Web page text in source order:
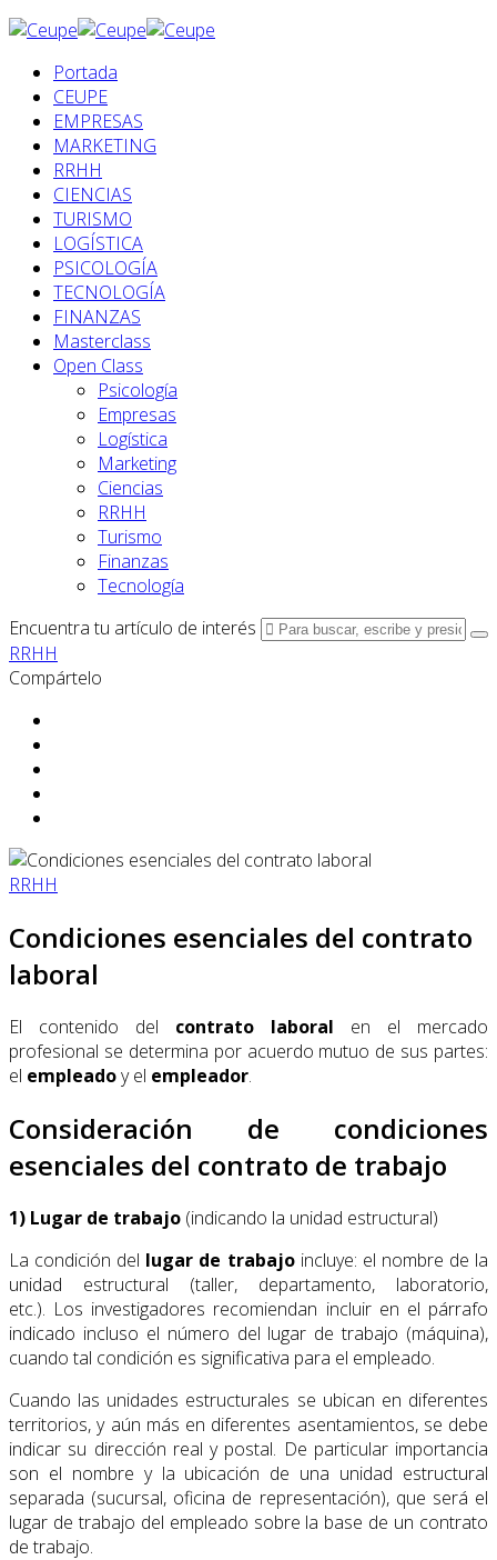
Portada
CEUPE
EMPRESAS
MARKETING
RRHH
CIENCIAS
TURISMO
LOGÍSTICA
PSICOLOGÍA
TECNOLOGÍA
FINANZAS
Masterclass
Open Class
Psicología
Empresas
Logística
Marketing
Ciencias
RRHH
Turismo
Finanzas
Tecnología
Encuentra tu artículo de interés
RRHH
Compártelo
RRHH
Condiciones esenciales del contrato
laboral
El contenido del contrato laboral en el mercado
profesional se determina por acuerdo mutuo de sus partes:
el empleadoy el empleador.
Consideración de condiciones
esenciales del contrato de trabajo
1) Lugar de trabajo (indicando la unidad estructural)
La condición del lugar de trabajoincluye: el nombre de la
unidad estructural (taller, departamento, laboratorio,
etc.). Los investigadores recomiendan incluir en el párrafo
indicado incluso el número del lugar de trabajo (máquina),
cuando tal condición es significativa para el empleado.
Cuando las unidades estructurales se ubican en diferentes
territorios, y aún más en diferentes asentamientos, se debe
indicar su dirección real y postal. De particular importancia
son el nombre y la ubicación de una unidad estructural
separada (sucursal, oficina de representación), que será el
lugar de trabajo del empleado sobre la base de un contrato
de trabajo.